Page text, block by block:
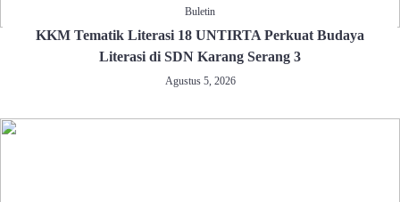
Buletin
KKM Tematik Literasi 18 UNTIRTA Perkuat Budaya
Literasi di SDN Karang Serang 3
Agustus 5, 2026